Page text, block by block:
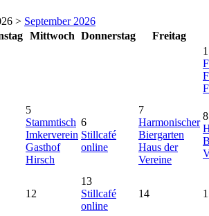
> September 2026
Mittwoch Donnerstag
Freitag
1
5
Stammtisch
Imkerverein
Gasthof
Hirsch
6
Stillcafé
online
7
Harmonischer
Biergarten
Haus der
Vereine
8
12
13
Stillcafé
online
14